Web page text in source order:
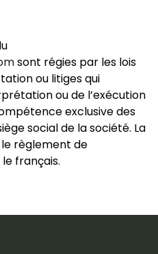
sont régies par les lois
ou litiges qui
ou de l’exécution
exclusive des
social de la société. La
règlement de
français.